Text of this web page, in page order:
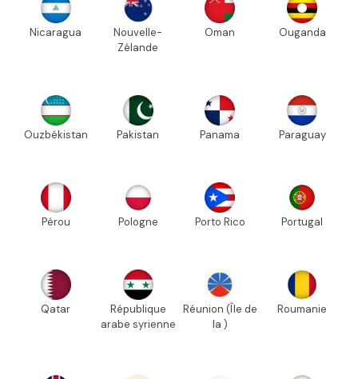
Nicaragua
Nouvelle-
Zélande
Oman Ouganda
Ouzbékistan Pakistan Panama Paraguay
Pérou Pologne Porto Rico Portugal
Qatar
République
arabe syrienne
Réunion (Île de
la )
Roumanie